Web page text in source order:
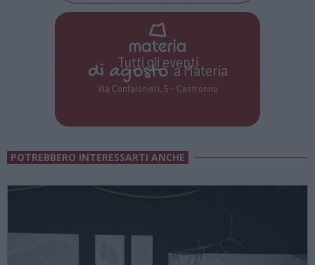
Tutti gli eventi
di agostoa Materia
Via Confalonieri, 5 - Castronno
POTREBBERO INTERESSARTI ANCHE